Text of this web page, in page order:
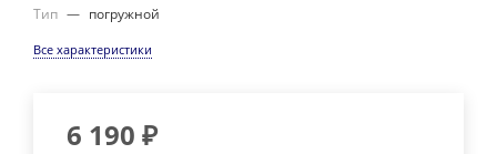
Тип — погружной
Все характеристики
6 190 ₽